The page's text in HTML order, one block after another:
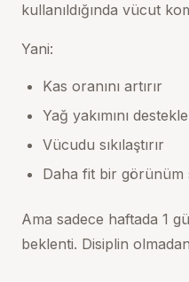
kullanıldığında vücut
Yani:
Kas oranını artırır
Yağ yakımını
Vücudu sıkılaştırır
Daha fit bir görünüm
Ama sadece haftada 1
beklenti. Disiplin